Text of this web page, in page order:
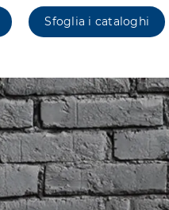
Sfoglia i cataloghi